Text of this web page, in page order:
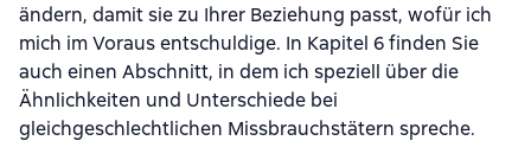
ändern, damit sie zu Ihrer Beziehung passt, wofür ich
mich im Voraus entschuldige. In Kapitel 6 finden Sie
auch einen Abschnitt, in dem ich speziell über die
Ähnlichkeiten und Unterschiede bei
gleichgeschlechtlichen Missbrauchstätern spreche.